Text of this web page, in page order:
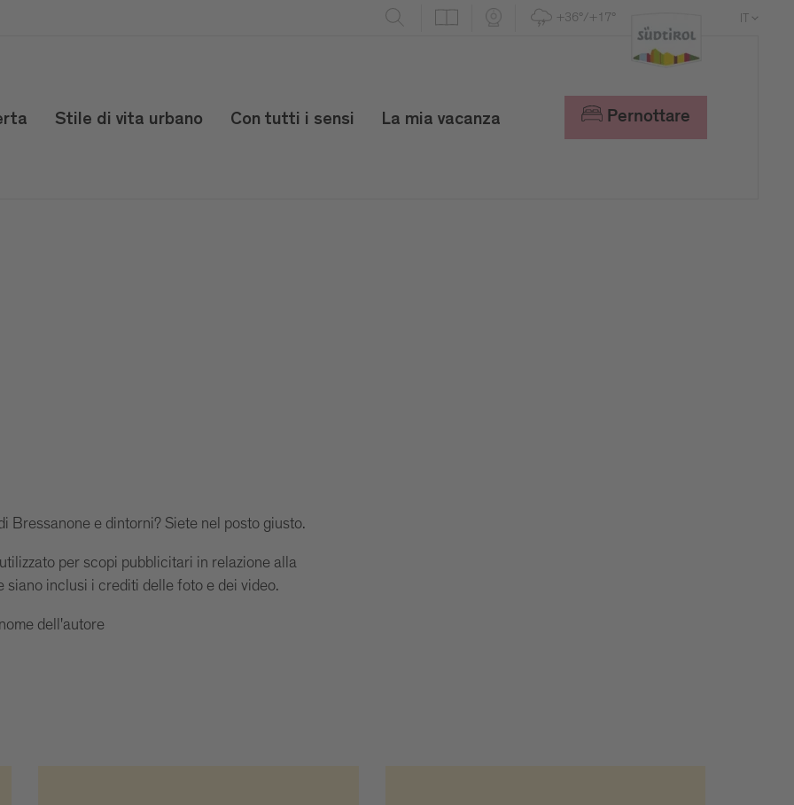
+36°/+17° IT
Stile di vita urbano Con tutti i sensi La mia vacanza Pernottare
Bressanone e dintorni? Siete nel posto giusto.
per scopi pubblicitari in relazione alla
siano inclusi i crediti delle foto e dei video.
dell'autore